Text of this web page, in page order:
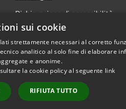
Dichiarazione di accessibilità
sui cookie
strettamente necessari al corretto
analitico al solo fine di elaborare
e anonime.
la cookie policy al seguente link
RIFIUTA TUTTO